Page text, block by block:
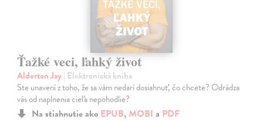
Ťažké veci, ľahký život
Alderton Jay| Elektronická kniha
Ste unavení z toho, že sa vám nedarí dosiahnuť, čo chcete? Odrádza
vás od naplnenia cieľa nepohodlie?
Na stiahnutie ako EPUB, MOBI a PDF